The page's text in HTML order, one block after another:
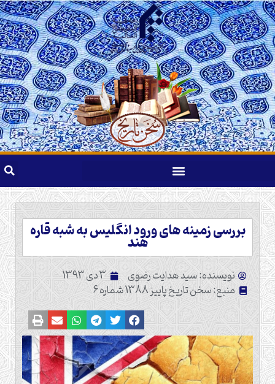
بررسی زمینه های ورود انگلیس به شبه قاره
هند
نویسنده: سید هدایت رضوی 3 دی 1393
منبع: سخن تاریخ پاییز 1388 شماره 6